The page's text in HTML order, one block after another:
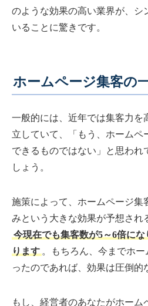
のような効果の高い業界が、シ
いることに驚きです。
ホームページ集客の
一般的には、近年では集客力を
立していて、「もう、ホームペ
できるものではない」と思われ
しょう。
施策によって、ホームページ集
みという大きな効果が予想され
今現在でも集客数が5～6倍に
ります 。もちろん、今までホ
ったのであれば、効果は圧倒的
もし、経営者のあなたがホーム